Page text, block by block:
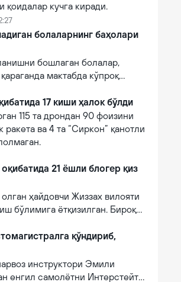
қоидалар кучга киради.
болаларнинг баҳолари
бошлаган болалар,
мактабда кўпроқ
17 киши ҳалок бўлди
115 та дрондан 90 фоизини
ва 4 та “Сиркон” қанотли
21 ёшли блогер қиз
ҳайдовчи Жиззах вилояти
бўлимига ётқизилган. Бироқ
муолажаларга
қўндириб,
инструктори Эмили
енгил самолётни Интерстейт